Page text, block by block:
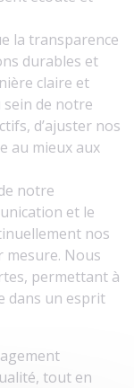
la transparence
durables et
claire et
sein de notre
d’ajuster nos
au mieux aux
notre
et le
nos
mesure. Nous
permettant à
dans un esprit
tout en